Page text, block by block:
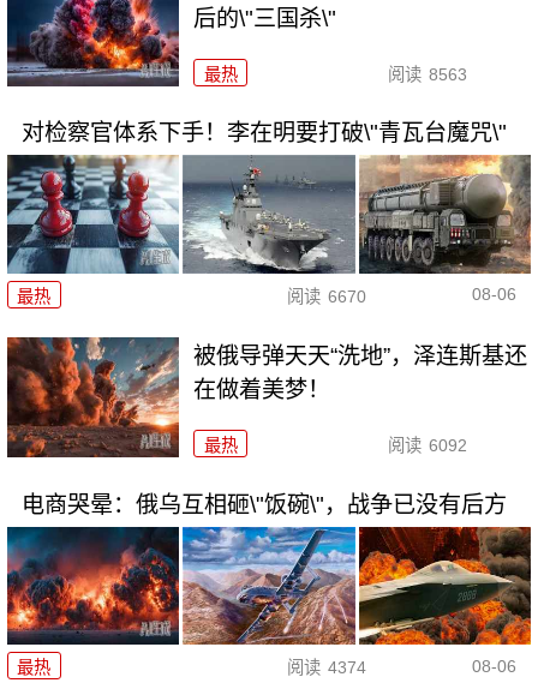
后的\"三国杀\"
最热 阅读 8563
对检察官体系下手！李在明要打破\"青瓦台魔咒\"
最热 阅读 6670 08-06
被俄导弹天天“洗地”，泽连斯基还
在做着美梦！
最热 阅读 6092
电商哭晕：俄乌互相砸\"饭碗\"，战争已没有后方
最热 阅读 4374 08-06